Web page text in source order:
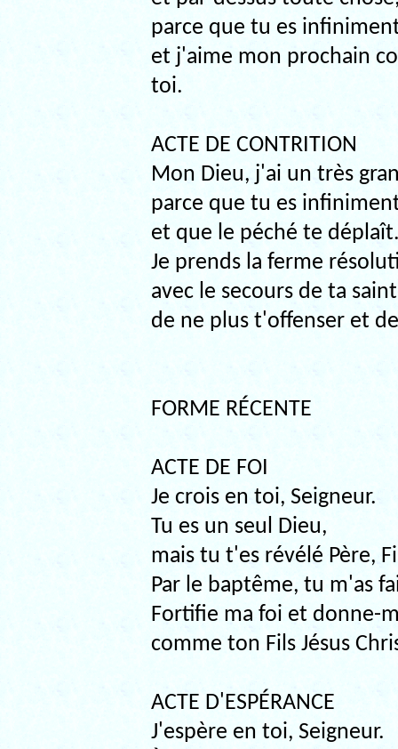
parce que tu es
et j'aime mon prochain
toi.
ACTE DE CONTRITION
Mon Dieu, j'ai un très
parce que tu es
et que le péché te
Je prends la ferme
avec le secours de ta
de ne plus t'offenser et
FORME RÉCENTE
ACTE DE FOI
Je crois en toi, Seigneur.
Tu es un seul Dieu,
mais tu t'es révélé Père,
Par le baptême, tu m'as
Fortifie ma foi et donne-
comme ton Fils Jésus
ACTE D'ESPÉRANCE
J'espère en toi, Seigneur.